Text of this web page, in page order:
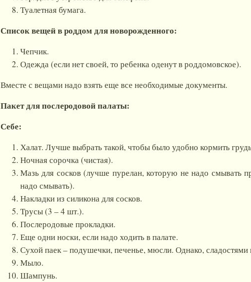
Туалетная бумага.
Список вещей в роддом для новорожденного:
Чепчик.
Одежда (если нет своей, то ребенка оденут в роддомовское).
Вместе с вещами надо взять еще все необходимые документы.
Пакет для послеродовой палаты:
Себе:
Халат. Лучше выбрать такой, чтобы было удобно кормить
Ночная сорочка (чистая).
Мазь для сосков (лучше пурелан, которую не надо
надо смывать).
Накладки из силикона для сосков.
Трусы (3 – 4 шт.).
Послеродовые прокладки.
Еще одни носки, если надо ходить в палате.
Сухой паек – подушечки, печенье, мюсли. Однако, сладостями
Мыло.
Шампунь.